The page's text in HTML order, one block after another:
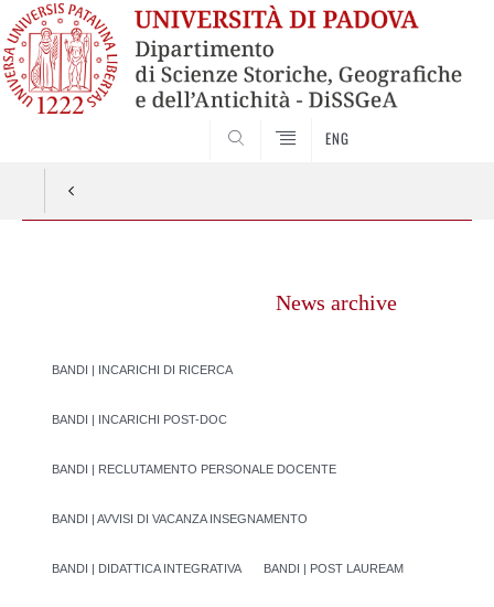
ENG
News archive
BANDI | INCARICHI DI RICERCA
BANDI | INCARICHI POST-DOC
BANDI | RECLUTAMENTO PERSONALE DOCENTE
BANDI | AVVISI DI VACANZA INSEGNAMENTO
BANDI | DIDATTICA INTEGRATIVA BANDI | POST LAUREAM